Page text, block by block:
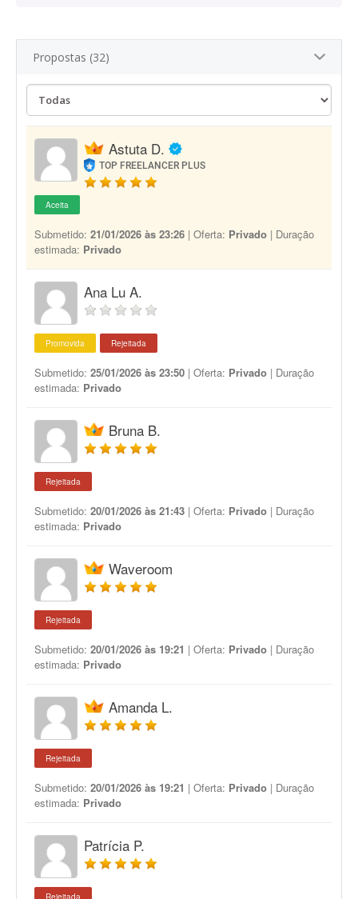
Propostas (32)
Astuta D.
TOP FREELANCER PLUS
Aceita
Submetido: 21/01/2026 às 23:26 | Oferta: Privado | Duração
estimada: Privado
Ana Lu A.
Promovida Rejeitada
Submetido: 25/01/2026 às 23:50 | Oferta: Privado | Duração
estimada: Privado
Bruna B.
Rejeitada
Submetido: 20/01/2026 às 21:43 | Oferta: Privado | Duração
estimada: Privado
Waveroom
Rejeitada
Submetido: 20/01/2026 às 19:21 | Oferta: Privado | Duração
estimada: Privado
Amanda L.
Rejeitada
Submetido: 20/01/2026 às 19:21 | Oferta: Privado | Duração
estimada: Privado
Patrícia P.
Rejeitada